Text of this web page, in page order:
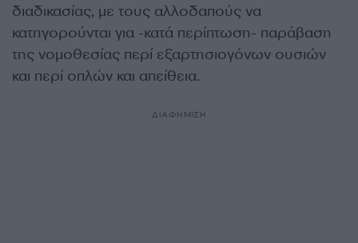
διαδικασίας, με τους αλλοδαπούς να
κατηγορούνται για -κατά περίπτωση- παράβαση
της νομοθεσίας περί εξαρτησιογόνων ουσιών
και περί οπλών και απείθεια.
ΔΙΑΦΗΜΙΣΗ